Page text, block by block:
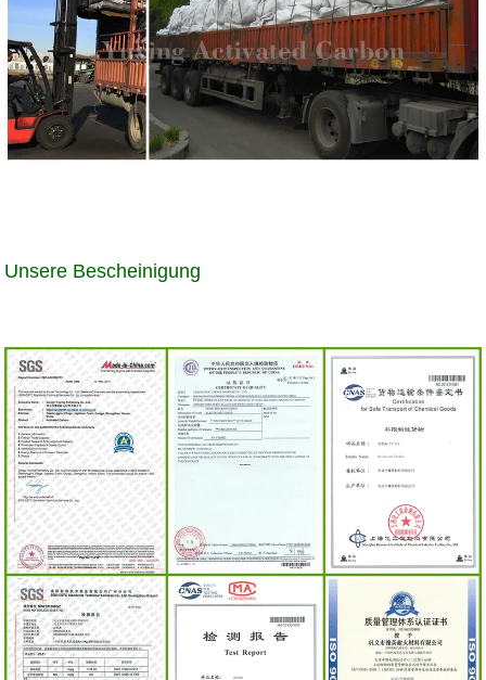
Unsere Bescheinigung